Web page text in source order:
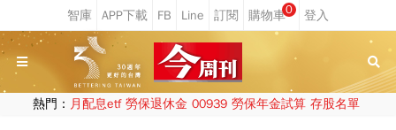
0
熱門： 月配息etf 勞保退休金 00939 勞保年金試算 存股名單